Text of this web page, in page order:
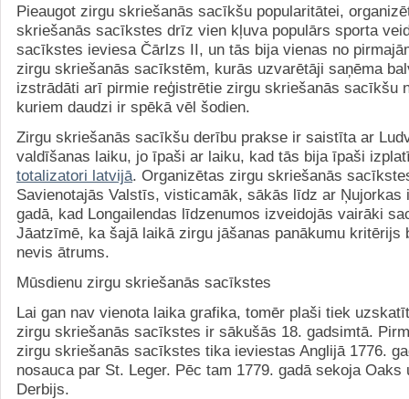
Pieaugot zirgu skriešanās sacīkšu popularitātei,
skriešanās sacīkstes drīz vien kļuva populārs sporta
sacīkstes ieviesa Čārlzs II, un tās bija vienas no
zirgu skriešanās sacīkstēm, kurās uzvarētāji saņēma
izstrādāti arī pirmie reģistrētie zirgu skriešanās sacīkšu
kuriem daudzi ir spēkā vēl šodien.
Zirgu skriešanās sacīkšu derību prakse ir saistīta ar
valdīšanas laiku, jo īpaši ar laiku, kad tās bija īpaši
totalizatori latvijā. Organizētas zirgu skriešanās
Savienotajās Valstīs, visticamāk, sākās līdz ar Ņujorkas
gadā, kad Longailendas līdzenumos izveidojās vairāki
Jāatzīmē, ka šajā laikā zirgu jāšanas panākumu kritērijs
nevis ātrums.
Mūsdienu zirgu skriešanās sacīkstes
Lai gan nav vienota laika grafika, tomēr plaši tiek
zirgu skriešanās sacīkstes ir sākušās 18. gadsimtā.
zirgu skriešanās sacīkstes tika ieviestas Anglijā 1776.
nosauca par St. Leger. Pēc tam 1779. gadā sekoja Oaks
Derbijs.